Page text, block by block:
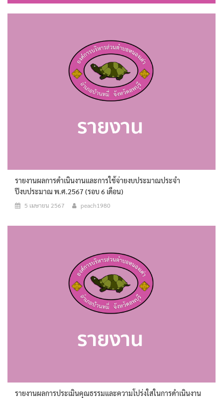
รายงานผลการดำเนินงานและการใช้จ่ายงบประมาณประจำ
ปีงบประมาณ พ.ศ.2567 (รอบ 6 เดือน)
5 เมษายน 2567 peach1980
รายงานผลการประเมินคุณธรรมและความโปร่งใสในการดำเนินงาน